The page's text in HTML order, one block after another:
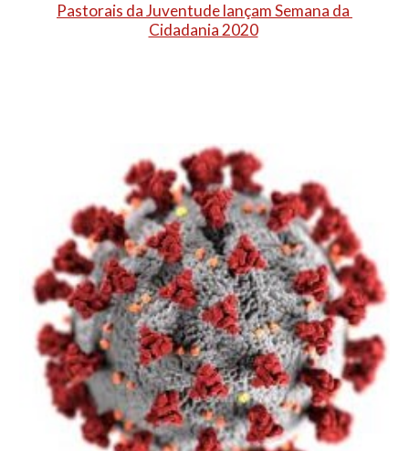
Pastorais da Juventude lançam Semana da
Cidadania 2020